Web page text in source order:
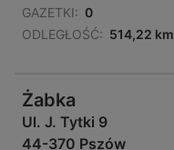
GAZETKI: 0
ODLEGŁOŚĆ: 514,22 km
Żabka
Ul. J. Tytki 9
44-370 Pszów